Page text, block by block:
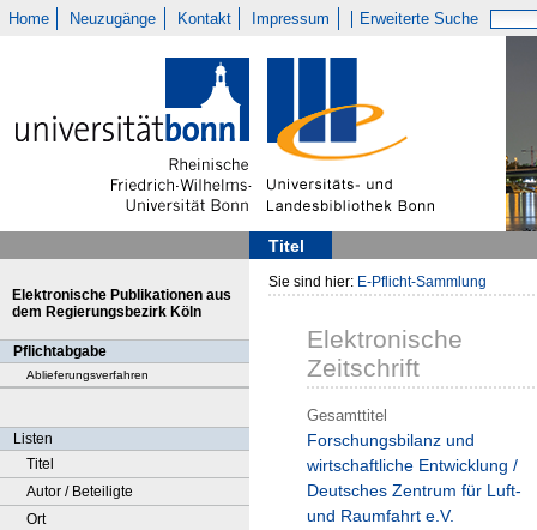
Home Neuzugänge Kontakt Impressum Erweiterte Suche
Titel
Elektronische Publikationen aus
dem Regierungsbezirk Köln
Pflichtabgabe
Ablieferungsverfahren
Listen
Titel
Autor / Beteiligte
Ort
Sie sind hier: E-Pflicht-Sammlung
Elektronische
Zeitschrift
Gesamttitel
Forschungsbilanz und
wirtschaftliche Entwicklung /
Deutsches Zentrum für Luft-
und Raumfahrt e.V.